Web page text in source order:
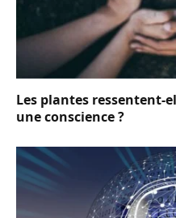
Les plantes ressentent-
une conscience ?